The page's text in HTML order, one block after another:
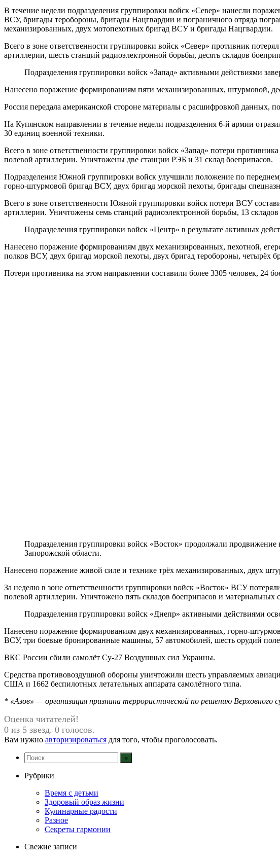
В течение недели подразделения группировки войск «Север» нанесли
ВСУ, бригады теробороны, бригады Нацгвардии и пограничного отряда
механизированных, двух мотопехотных бригад ВСУ и бригады Нацгвардии.
Всего в зоне ответственности группировки войск «Север» противник
артиллерии, шесть станций радиоэлектронной борьбы, десять складов
Подразделения группировки войск «Запад» активными действиями
Нанесено поражение формированиям пяти механизированных, штурмовой,
Россия передала американской стороне материалы с расшифровкой данных,
На Купянском направлении в течение недели подразделения 6-й армии
30 единиц военной техники.
Всего в зоне ответственности группировки войск «Запад» потери
полевой артиллерии. Уничтожены две станции РЭБ и 31 склад боеприпасов.
Подразделения Южной группировки войск улучшили положение по
горно-штурмовой бригад ВСУ, двух бригад морской пехоты, бригады
Всего в зоне ответственности Южной группировки войск потери ВСУ
артиллерии. Уничтожены семь станций радиоэлектронной борьбы, 13
Подразделения группировки войск «Центр» в результате активных
Нанесено поражение формированиям двух механизированных, пехотной,
полков ВСУ, двух бригад морской пехоты, двух бригад теробороны, четырёх
Потери противника на этом направлении составили более 3305 человек,
Подразделения группировки войск «Восток» продолжали
Запорожской области.
Нанесено поражение живой силе и технике трёх механизированных, двух
За неделю в зоне ответственности группировки войск «Восток» ВСУ
полевой артиллерии. Уничтожено пять складов боеприпасов и материальных
Подразделения группировки войск «Днепр» активными действиями
Нанесено поражение формированиям двух механизированных, горно-
ВСУ, три боевые бронированные машины, 57 автомобилей, шесть орудий
ВКС России сбили самолёт Су-27 Воздушных сил Украины.
Средства противовоздушной обороны уничтожили шесть управляемых
США и 1662 беспилотных летательных аппарата самолётного типа.
* «Азов» — организация признана террористической по решению Верховного
Оценка читателей!
0 из 5 звезд. 0 голосов.
Вам нужно авторизироваться для того, чтобы проголосовать.
Рубрики
Время с детьми
Здоровый образ жизни
Кулинарные радости
Разное
Секреты гармонии
Свежие записи